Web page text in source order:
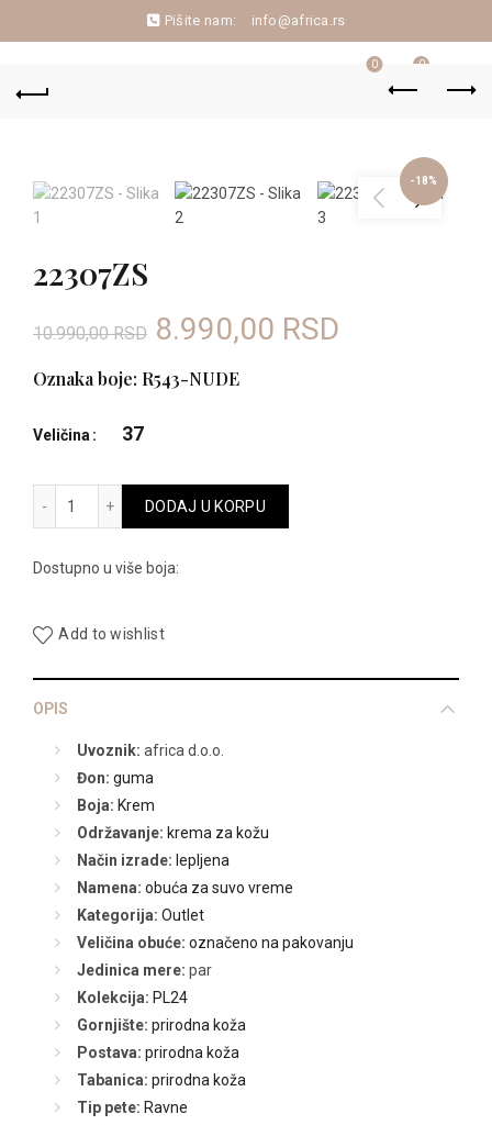
Pišite nam: info@africa.rs
0 0
-18%
22307ZS
10.990,00RSD Originalna
cena
10.990,00 RSD.
8.990,00 RSD
Oznaka boje: R543-NUDE
Veličina 37
22307ZS količina
DODAJ U KORPU
Dostupno u više boja:
Add to wishlist
OPIS
Uvoznik: africa d.o.o.
Đon: guma
Boja: Krem
Održavanje: krema za kožu
Način izrade: lepljena
Namena: obuća za suvo vreme
Kategorija: Outlet
Veličina obuće: označeno na pakovanju
Jedinica mere: par
Kolekcija: PL24
Gornjište: prirodna koža
Postava: prirodna koža
Tabanica: prirodna koža
Tip pete: Ravne